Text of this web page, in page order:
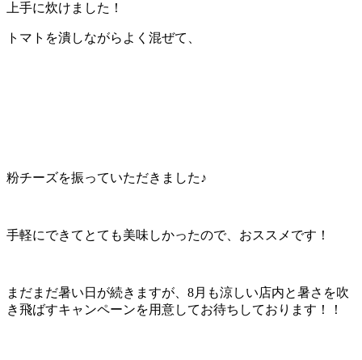
上手に炊けました！
トマトを潰しながらよく混ぜて、
粉チーズを振っていただきました♪
手軽にできてとても美味しかったので、おススメです！
まだまだ暑い日が続きますが、8月も涼しい店内と暑さを吹
き飛ばすキャンペーンを用意してお待ちしております！！